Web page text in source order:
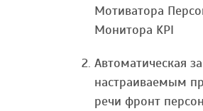
Мотиватора
Монитора KPI
Автоматическая
настраиваемым
речи фронт